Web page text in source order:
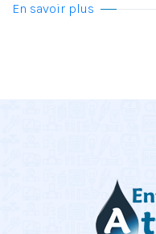
En savoir plus